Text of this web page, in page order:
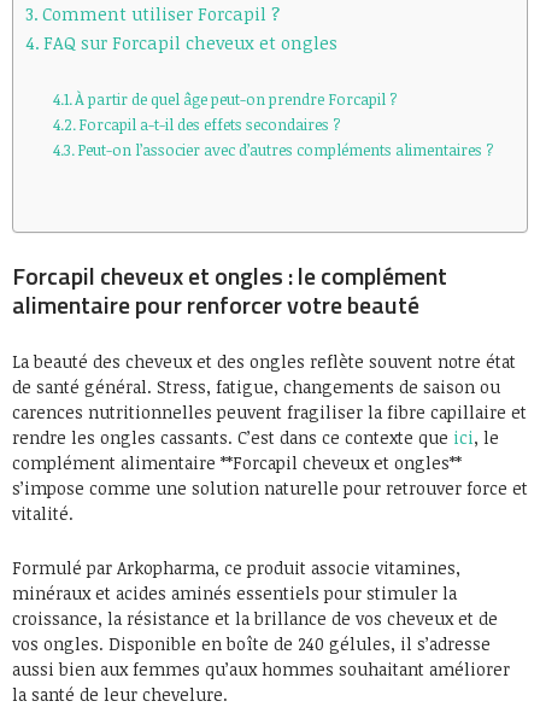
Comment utiliser Forcapil ?
FAQ sur Forcapil cheveux et ongles
À partir de quel âge peut-on prendre Forcapil ?
Forcapil a-t-il des effets secondaires ?
Peut-on l’associer avec d’autres compléments alimentaires ?
Forcapil cheveux et ongles : le complément
alimentaire pour renforcer votre beauté
La beauté des cheveux et des ongles reflète souvent notre état
de santé général. Stress, fatigue, changements de saison ou
carences nutritionnelles peuvent fragiliser la fibre capillaire et
rendre les ongles cassants. C’est dans ce contexte que ici, le
complément alimentaire **Forcapil cheveux et ongles**
s’impose comme une solution naturelle pour retrouver force et
vitalité.
Formulé par Arkopharma, ce produit associe vitamines,
minéraux et acides aminés essentiels pour stimuler la
croissance, la résistance et la brillance de vos cheveux et de
vos ongles. Disponible en boîte de 240 gélules, il s’adresse
aussi bien aux femmes qu’aux hommes souhaitant améliorer
la santé de leur chevelure.